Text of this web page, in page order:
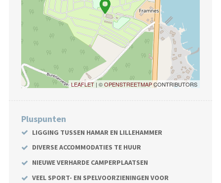
LEAFLET | ©OPENSTREETMAPCONTRIBUTORS
Pluspunten
LIGGING TUSSEN HAMAR EN LILLEHAMMER
DIVERSE ACCOMMODATIES TE HUUR
NIEUWE VERHARDE CAMPERPLAATSEN
VEEL SPORT- EN SPELVOORZIENINGEN VOOR